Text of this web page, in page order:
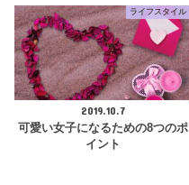
ライフスタイル
2019.10.7
可愛い女子になるための8つのポ
イント